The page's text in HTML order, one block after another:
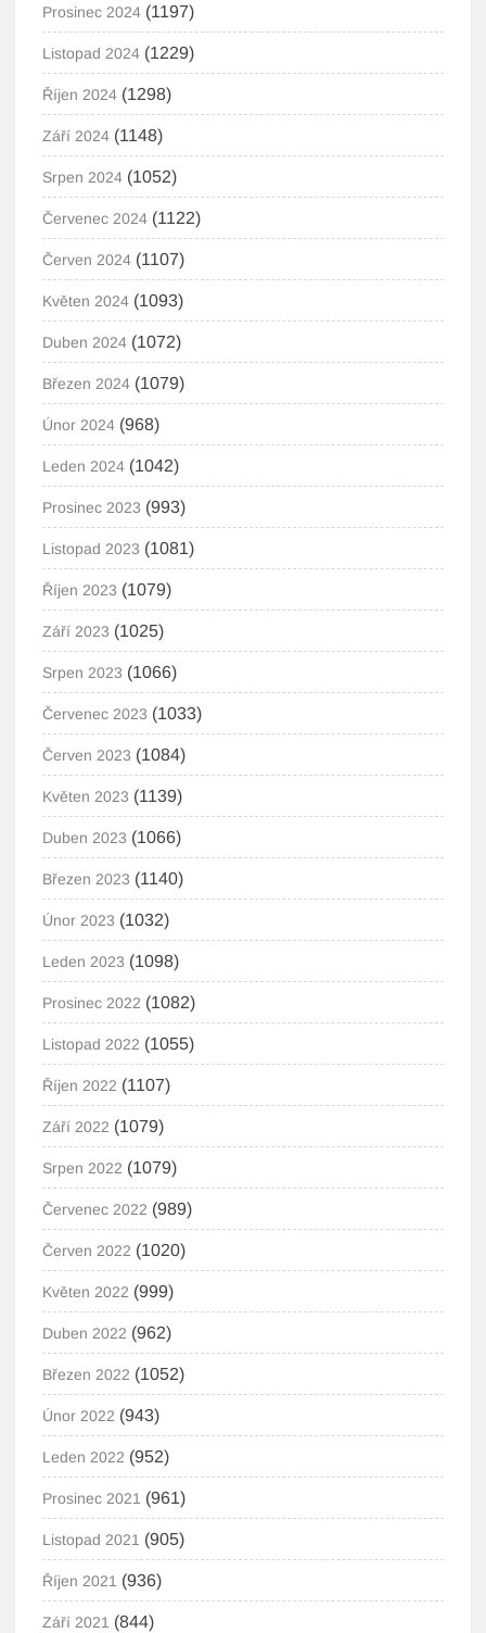
Prosinec 2024 (1197)
Listopad 2024 (1229)
Říjen 2024 (1298)
Září 2024 (1148)
Srpen 2024 (1052)
Červenec 2024 (1122)
Červen 2024 (1107)
Květen 2024 (1093)
Duben 2024 (1072)
Březen 2024 (1079)
Únor 2024 (968)
Leden 2024 (1042)
Prosinec 2023 (993)
Listopad 2023 (1081)
Říjen 2023 (1079)
Září 2023 (1025)
Srpen 2023 (1066)
Červenec 2023 (1033)
Červen 2023 (1084)
Květen 2023 (1139)
Duben 2023 (1066)
Březen 2023 (1140)
Únor 2023 (1032)
Leden 2023 (1098)
Prosinec 2022 (1082)
Listopad 2022 (1055)
Říjen 2022 (1107)
Září 2022 (1079)
Srpen 2022 (1079)
Červenec 2022 (989)
Červen 2022 (1020)
Květen 2022 (999)
Duben 2022 (962)
Březen 2022 (1052)
Únor 2022 (943)
Leden 2022 (952)
Prosinec 2021 (961)
Listopad 2021 (905)
Říjen 2021 (936)
Září 2021 (844)